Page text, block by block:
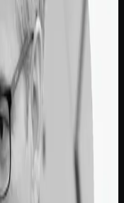
conversaciones
y establecer
Los detalles del
la inscripción.